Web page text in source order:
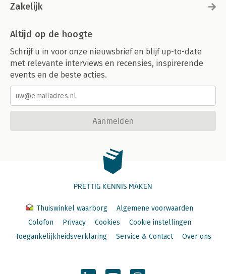
Zakelijk
Altijd op de hoogte
Schrijf u in voor onze nieuwsbrief en blijf up-to-date
met relevante interviews en recensies, inspirerende
events en de beste acties.
Aanmelden
PRETTIG KENNIS MAKEN
Thuiswinkel waarborg
Algemene voorwaarden
Colofon
Privacy Cookies
Cookie instellingen
Toegankelijkheidsverklaring
Service & Contact Over ons